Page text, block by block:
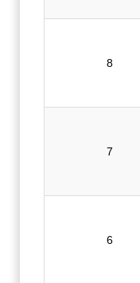
8
7
6